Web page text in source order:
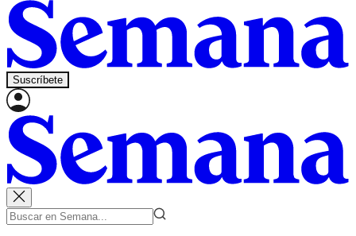
Suscríbete